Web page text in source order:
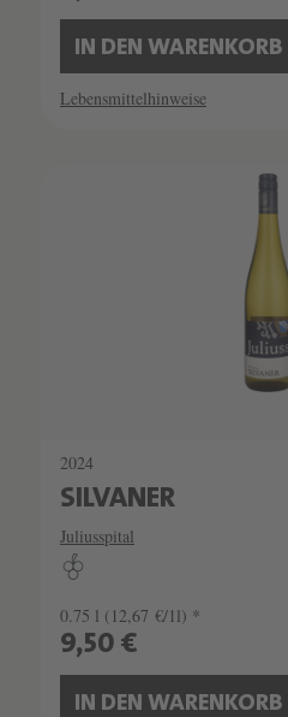
IN DEN WARENKORB
Lebensmittelhinweise
2024
SILVANER
Juliusspital
0.75 l (12,67 €/1l) *
9,50 €
IN DEN WARENKORB